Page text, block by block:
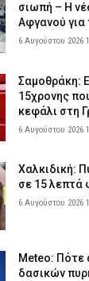
σιωπή – Η
Αφγανού για
6 Αυγούστου 2026
Σαμοθράκη:
15χρονης
κεφάλι στη
6 Αυγούστου 2026
Χαλκιδική:
σε 15 λεπτά
6 Αυγούστου 2026
Meteo: Πότε
δασικών